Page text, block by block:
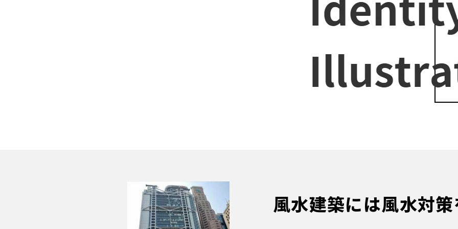
風水建築には風水対